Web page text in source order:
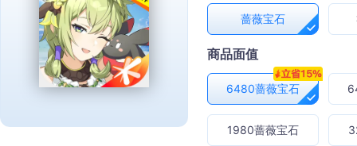
蔷薇宝石
商品面值
6480蔷薇宝石
1980蔷薇宝石